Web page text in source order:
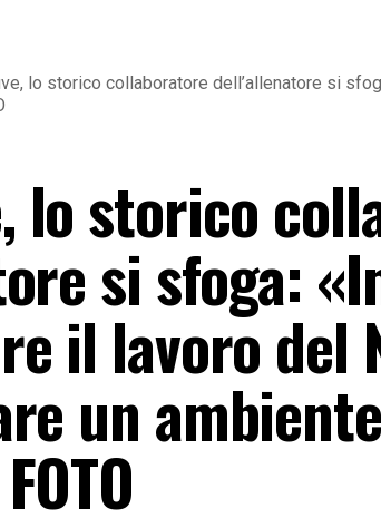
lo storico collaboratore dell’allenatore si
lo storico
si sfoga:
il lavoro del
un